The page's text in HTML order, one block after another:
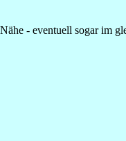
- eventuell sogar im